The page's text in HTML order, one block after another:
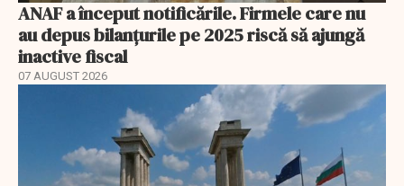
ANAF a început notificările. Firmele care nu
au depus bilanțurile pe 2025 riscă să ajungă
inactive fiscal
07 AUGUST 2026